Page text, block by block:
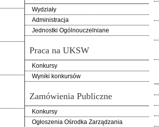
Wydziały
Administracja
Jednostki Ogólnouczelniane
Praca na UKSW
Konkursy
Wyniki konkursów
Zamówienia Publiczne
Konkursy
Ogłoszenia Ośrodka Zarządzania